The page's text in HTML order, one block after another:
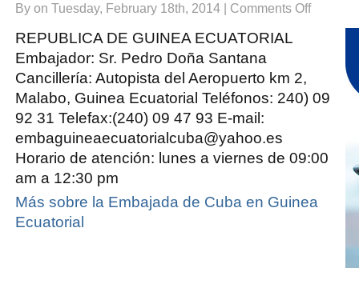
By on Tuesday, February 18th, 2014 | Comments Offon
REPUBLICA DE GUINEA ECUATORIAL
Embajador: Sr. Pedro Doña Santana
Cancillería: Autopista del Aeropuerto km 2,
Malabo, Guinea Ecuatorial Teléfonos: 240) 09
92 31 Telefax:(240) 09 47 93 E-mail:
embaguineaecuatorialcuba@yahoo.es
Horario de atención: lunes a viernes de 09:00
am a 12:30 pm
Más sobre la Embajada de Cuba en Guinea
Ecuatorial